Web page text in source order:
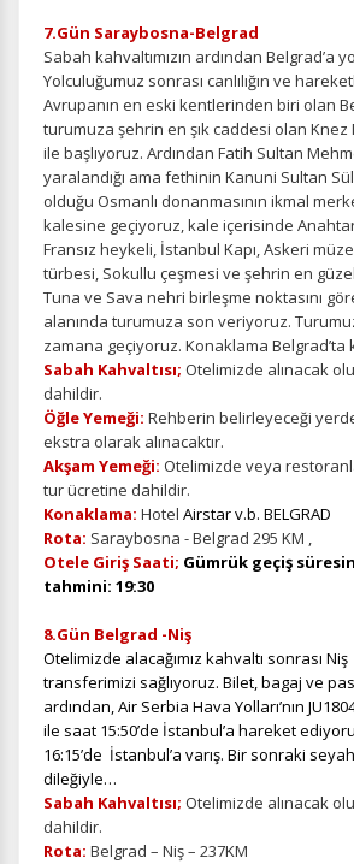
7.Gün Saraybosna-Belgrad
Sabah kahvaltımızın ardından Belgrad’a
Yolculuğumuz sonrası canlılığın ve
Avrupanın en eski kentlerinden biri olan
turumuza şehrin en şık caddesi olan
ile başlıyoruz. Ardından Fatih Sultan
yaralandığı ama fethinin Kanuni Sultan
olduğu Osmanlı donanmasının ikmal
kalesine geçiyoruz, kale içerisinde Anahtar
Fransız heykeli, İstanbul Kapı, Askeri
türbesi, Sokullu çeşmesi ve şehrin en
Tuna ve Sava nehri birleşme noktasını
alanında turumuza son veriyoruz.
zamana geçiyoruz. Konaklama Belgrad’ta
Sabah Kahvaltısı; Otelimizde alınacak
dahildir.
Öğle Yemeği: Rehberin belirleyeceği
ekstra olarak alınacaktır.
Akşam Yemeği: Otelimizde veya
tur ücretine dahildir.
Konaklama: Hotel Airstar v.b. BELGRAD
Rota: Saraybosna - Belgrad 295 KM ,
Otele Giriş Saati; Gümrük geçiş
tahmini: 19:30
8.Gün Belgrad -Niş
Otelimizde alacağımız kahvaltı sonrası Niş
transferimizi sağlıyoruz. Bilet, bagaj ve
ardından, Air Serbia Hava Yolları’nın
ile saat 15:50’de İstanbul’a hareket
16:15’de İstanbul’a varış. Bir sonraki
dileğiyle…
Sabah Kahvaltısı; Otelimizde alınacak
dahildir.
Rota: Belgrad – Niş – 237KM